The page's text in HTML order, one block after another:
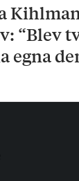
“Blev
egna